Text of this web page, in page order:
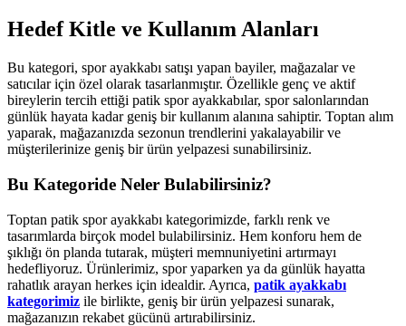
Hedef Kitle ve Kullanım Alanları
Bu kategori, spor ayakkabı satışı yapan bayiler, mağazalar ve
satıcılar için özel olarak tasarlanmıştır. Özellikle genç ve aktif
bireylerin tercih ettiği patik spor ayakkabılar, spor salonlarından
günlük hayata kadar geniş bir kullanım alanına sahiptir. Toptan alım
yaparak, mağazanızda sezonun trendlerini yakalayabilir ve
müşterilerinize geniş bir ürün yelpazesi sunabilirsiniz.
Bu Kategoride Neler Bulabilirsiniz?
Toptan patik spor ayakkabı kategorimizde, farklı renk ve
tasarımlarda birçok model bulabilirsiniz. Hem konforu hem de
şıklığı ön planda tutarak, müşteri memnuniyetini artırmayı
hedefliyoruz. Ürünlerimiz, spor yaparken ya da günlük hayatta
rahatlık arayan herkes için idealdir. Ayrıca, patik ayakkabı
kategorimiz ile birlikte, geniş bir ürün yelpazesi sunarak,
mağazanızın rekabet gücünü artırabilirsiniz.